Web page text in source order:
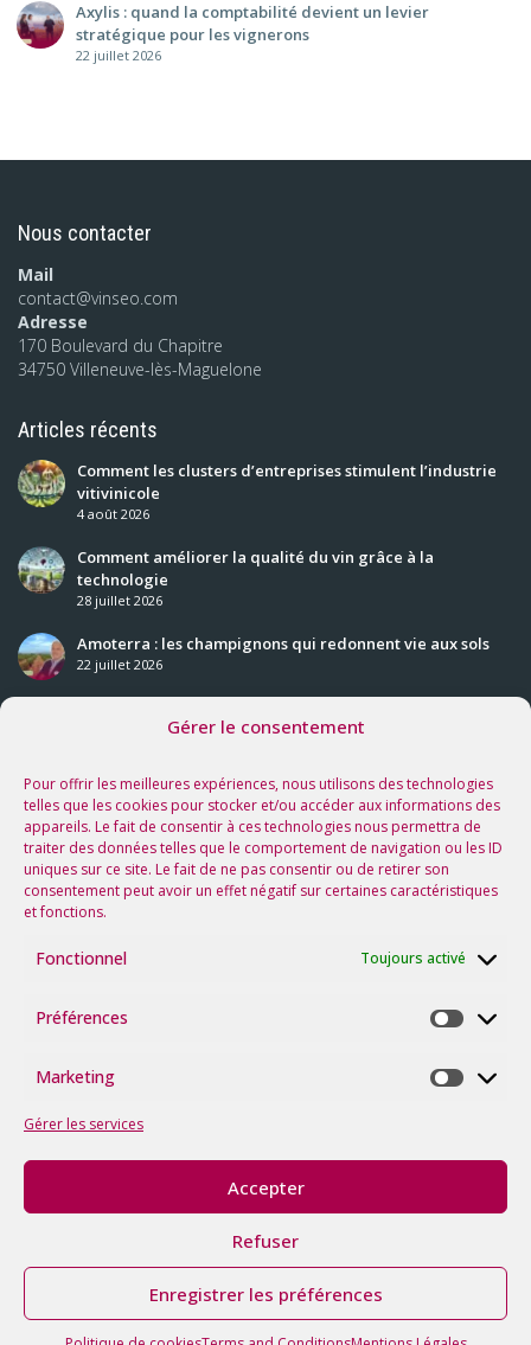
Gérer le consentement
Pour offrir les meilleures expériences, nous utilisons des technologies
telles que les cookies pour stocker et/ou accéder aux informations des
appareils. Le fait de consentir à ces technologies nous permettra de
traiter des données telles que le comportement de navigation ou les ID
uniques sur ce site. Le fait de ne pas consentir ou de retirer son
consentement peut avoir un effet négatif sur certaines caractéristiques
et fonctions.
Fonctionnel Toujours activé
Préférences
Marketing
Gérer les services
Accepter
Refuser
Enregistrer les préférences
Axylis : quand la comptabilité devient un levier
stratégique pour les vignerons
22 juillet 2026
Nous contacter
Mail
contact@vinseo.com
Adresse
170 Boulevard du Chapitre
34750 Villeneuve-lès-Maguelone
Articles récents
Comment les clusters d’entreprises stimulent l’industrie
vitivinicole
4 août 2026
Comment améliorer la qualité du vin grâce à la
technologie
28 juillet 2026
Amoterra : les champignons qui redonnent vie aux sols
22 juillet 2026
Nos prochaines rencontres
Voir tous les événements
Suivez-nous sur les réseaux !
tous
réservés.
with ♥
itk|
Légales
|
Politique
de
Cookies
Avec le soutien de la
Région Occitanie